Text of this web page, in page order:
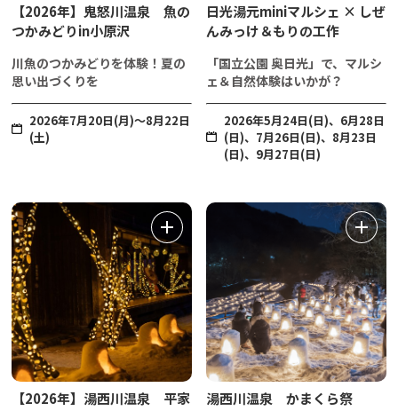
【2026年】鬼怒川温泉 魚の
つかみどりin小原沢
川魚のつかみどりを体験！夏の
思い出づくりを
2026年7月20日(月)～8月22日
(土)
日光湯元miniマルシェ × しぜ
んみっけ＆もりの工作
「国立公園 奥日光」で、マルシ
ェ＆自然体験はいかが？
2026年5月24日(日)、6月28日
(日)、7月26日(日)、8月23日
(日)、9月27日(日)
【2026年】湯西川温泉 平家
湯西川温泉 かまくら祭